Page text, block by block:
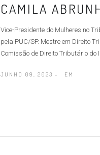
CAMILA
Vice-Presidente do Mulheres no
pela PUC/SP. Mestre em Direito
Comissão de Direito Tributário do
JUNHO 09, 2023 - EM